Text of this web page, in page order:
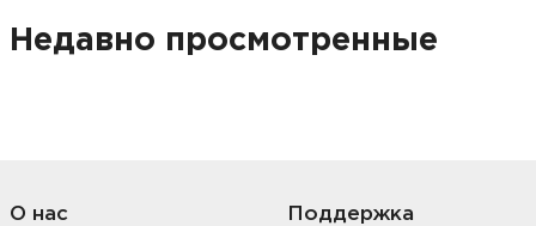
Недавно просмотренные
О нас Поддержка